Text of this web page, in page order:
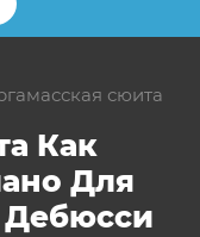
сюита
Как
Для